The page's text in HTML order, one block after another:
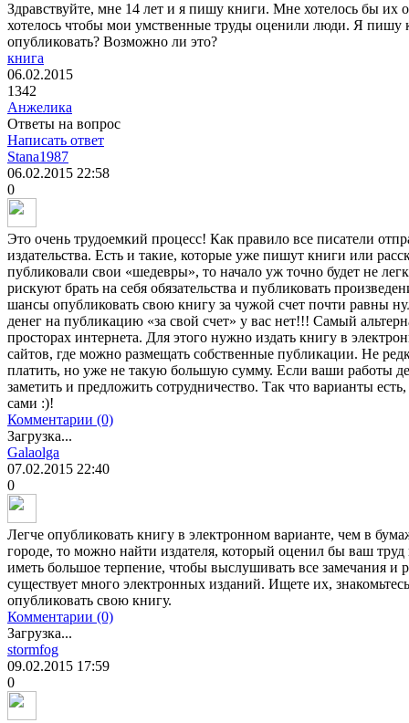
Здравствуйте, мне 14 лет и я пишу книги. Мне хотелось бы
хотелось чтобы мои умственные труды оценили люди. Я пишу
опубликовать? Возможно ли это?
книга
06.02.2015
1342
Анжелика
Ответы на вопрос
Написать ответ
Stana1987
06.02.2015 22:58
0
Это очень трудоемкий процесс! Как правило все писатели
издательства. Есть и такие, которые уже пишут книги или
публиковали свои «шедевры», то начало уж точно будет не
рискуют брать на себя обязательства и публиковать
шансы опубликовать свою книгу за чужой счет почти равны
денег на публикацию «за свой счет» у вас нет!!! Самый
просторах интернета. Для этого нужно издать книгу в
сайтов, где можно размещать собственные публикации. Не
платить, но уже не такую большую сумму. Если ваши работы
заметить и предложить сотрудничество. Так что варианты
сами :)!
Комментарии (0)
Загрузка...
Galaolga
07.02.2015 22:40
0
Легче опубликовать книгу в электронном варианте, чем в
городе, то можно найти издателя, который оценил бы ваш
иметь большое терпение, чтобы выслушивать все замечания
существует много электронных изданий. Ищете их,
опубликовать свою книгу.
Комментарии (0)
Загрузка...
stormfog
09.02.2015 17:59
0